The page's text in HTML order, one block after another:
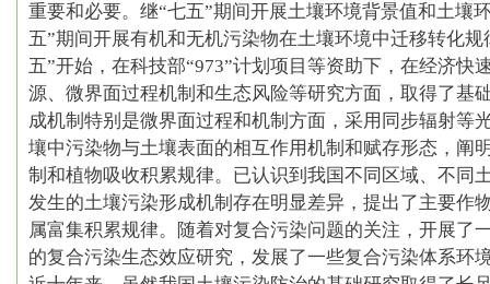
重要和必要。继“七五”期间开展土壤环境背景值和土壤
五”期间开展有机和无机污染物在土壤环境中迁移转化
五”开始，在科技部“973”计划项目等资助下，在经济快
源、微界面过程机制和生态风险等研究方面，取得了基
成机制特别是微界面过程和机制方面，采用同步辐射等
壤中污染物与土壤表面的相互作用机制和赋存形态，阐
制和植物吸收积累规律。已认识到我国不同区域、不同
发生的土壤污染形成机制存在明显差异，提出了主要作
属富集积累规律。随着对复合污染问题的关注，开展了
的复合污染生态效应研究，发展了一些复合污染体系环